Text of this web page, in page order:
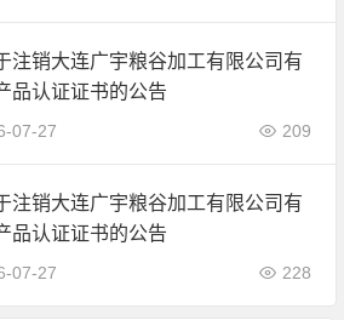
注销大连广宇粮谷加工有限公司有
品认证证书的公告
07-27 209
注销大连广宇粮谷加工有限公司有
品认证证书的公告
07-27 228